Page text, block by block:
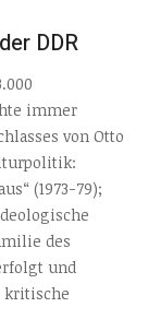
DDR
immer
von Otto
(1973-79);
des
und
kritische